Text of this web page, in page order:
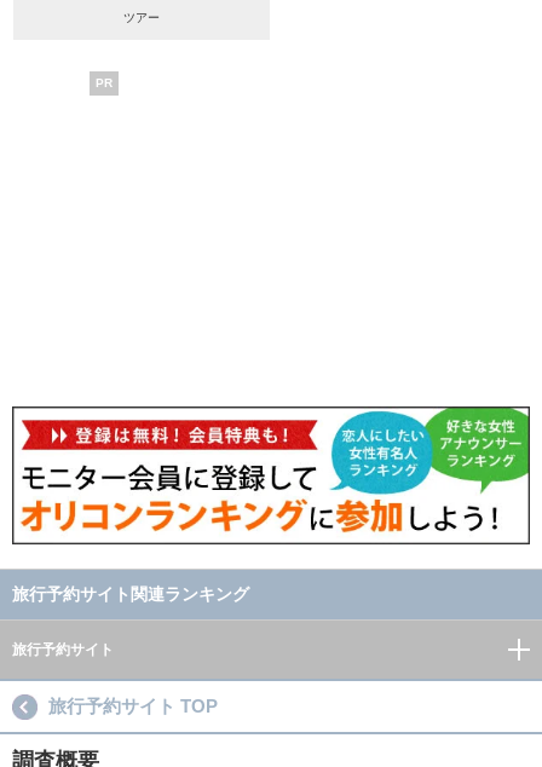
ツアー
PR
旅行予約サイト関連ランキング
旅行予約サイト
旅行予約サイト TOP
調査概要